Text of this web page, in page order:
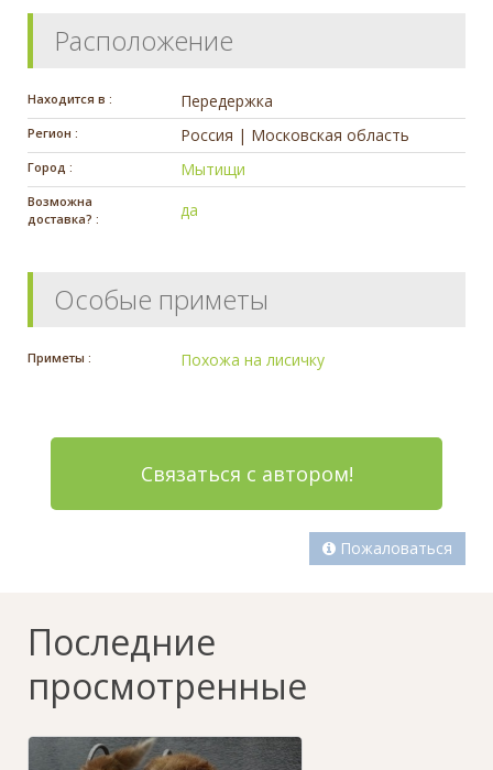
Расположение
Находится в : Передержка
Регион : Россия | Московская область
Город : Мытищи
Возможна
доставка? :
да
Особые приметы
Приметы : Похожа на лисичку
Связаться с автором!
Пожаловаться
Последние
просмотренные